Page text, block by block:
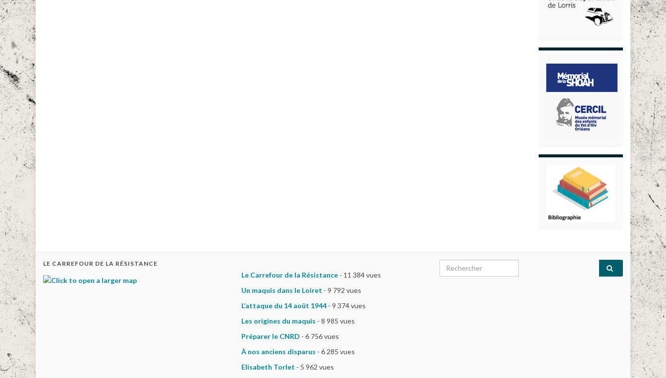
LE CARREFOUR DE LA RÉSISTANCE
Le Carrefour de la Résistance - 11 384 vues
Un maquis dans le Loiret - 9 792 vues
L’attaque du 14 août 1944 - 9 374 vues
Les origines du maquis - 8 985 vues
Préparer le CNRD - 6 756 vues
À nos anciens disparus - 6 285 vues
Elisabeth Torlet - 5 962 vues
Search for: